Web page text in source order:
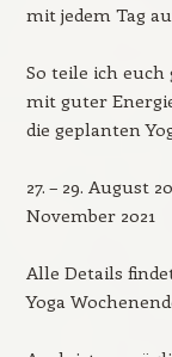
mit jedem Tag
So teile ich
mit guter
die geplanten
27. – 29. August
November 2021
Alle Details
Yoga